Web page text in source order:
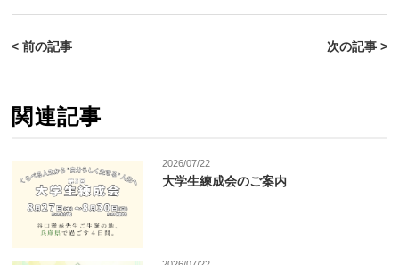
< 前の記事 次の記事 >
関連記事
2026/07/22
大学生練成会のご案内